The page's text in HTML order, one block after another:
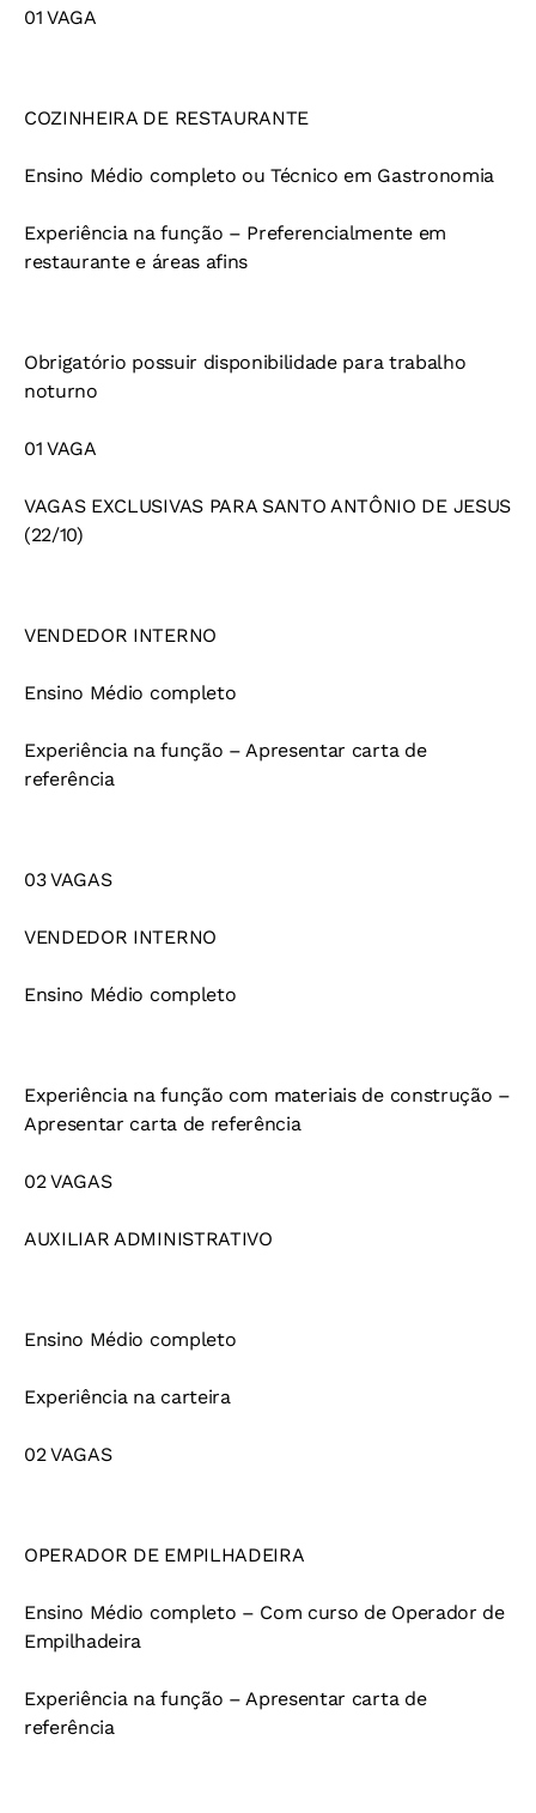
01 VAGA
COZINHEIRA DE RESTAURANTE
Ensino Médio completo ou Técnico em Gastronomia
Experiência na função – Preferencialmente em
restaurante e áreas afins
Obrigatório possuir disponibilidade para trabalho
noturno
01 VAGA
VAGAS EXCLUSIVAS PARA SANTO ANTÔNIO DE JESUS
(22/10)
VENDEDOR INTERNO
Ensino Médio completo
Experiência na função – Apresentar carta de
referência
03 VAGAS
VENDEDOR INTERNO
Ensino Médio completo
Experiência na função com materiais de construção –
Apresentar carta de referência
02 VAGAS
AUXILIAR ADMINISTRATIVO
Ensino Médio completo
Experiência na carteira
02 VAGAS
OPERADOR DE EMPILHADEIRA
Ensino Médio completo – Com curso de Operador de
Empilhadeira
Experiência na função – Apresentar carta de
referência